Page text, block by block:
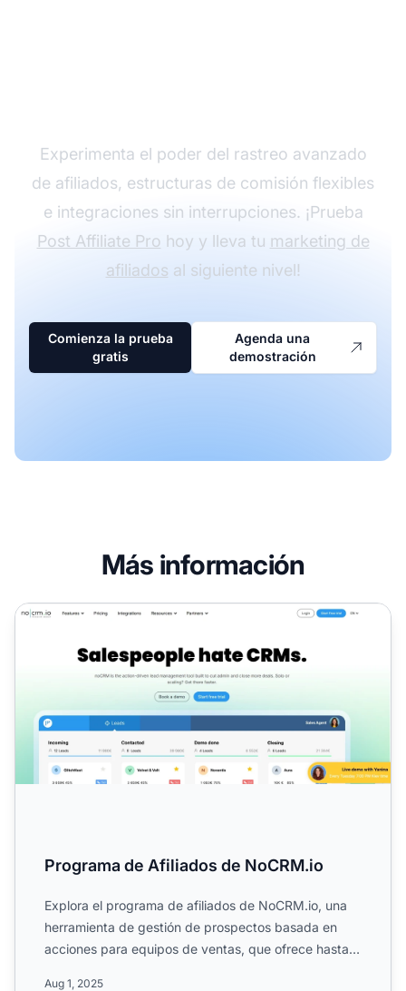
Experimenta el poder del rastreo avanzado
de afiliados, estructuras de comisión flexibles
e integraciones sin interrupciones. ¡Prueba
Post Affiliate Pro hoy y lleva tu marketing de
afiliados al siguiente nivel!
Comienza la prueba
gratis
Agenda una
demostración
Más información
Programa de Afiliados de NoCRM.io
Programa de Afiliados de NoCRM.io
Explora el programa de afiliados de NoCRM.io, una
herramienta de gestión de prospectos basada en
acciones para equipos de ventas, que ofrece hasta
Aug 1, 2025